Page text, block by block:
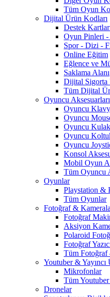
Tüm Oyun
Dijital Ürün Kodları
Destek
Oyun Pinleri
Spor - Dizi -
Online Eğitim
Eğlence ve
Saklama Alanı
Dijital Sigorta
Tüm Dijital
Oyuncu Aksesuarları
Oyuncu
Oyuncu
Oyuncu
Oyuncu
Oyuncu
Konsol
Mobil Oyun
Tüm Oyuncu
Oyunlar
Playstation &
Tüm Oyunlar
Fotoğraf &
Fotoğraf
Aksiyon
Polaroid
Fotoğraf
Tüm Fotoğraf
Youtuber & Yayıncı
Mikrofonlar
Tüm
Dronelar